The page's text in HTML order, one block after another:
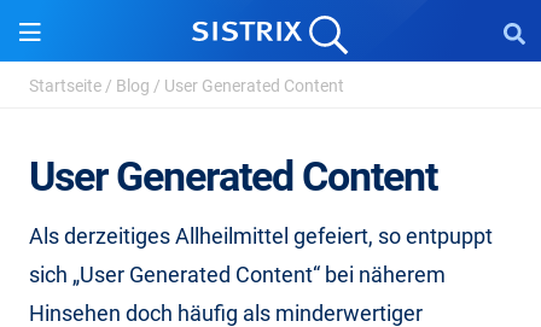
Startseite / Blog / User Generated Content
User Generated Content
Als derzeitiges Allheilmittel gefeiert, so entpuppt
sich „User Generated Content“ bei näherem
Hinsehen doch häufig als minderwertiger